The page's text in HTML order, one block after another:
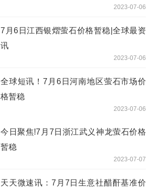
2023-07-06
7月6日江西银熠萤石价格暂稳|全球最资
讯
2023-07-06
全球短讯！7月6日河南地区萤石市场价
格暂稳
2023-07-06
今日聚焦!7月7日浙江武义神龙萤石价格
暂稳
2023-07-07
天天微速讯：7月7日生意社醋酐基准价